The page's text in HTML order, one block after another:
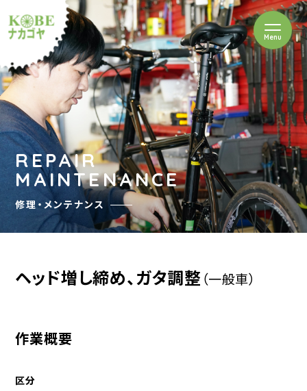
ルショップナカゴヤ
Menuを開閉
REPAIR
MAINTENANCE
修理・メンテナンス
ヘッド増し締め、ガタ調整 （一般車）
作業概要
区分